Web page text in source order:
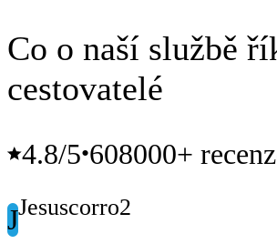
Co o naší službě
cestovatelé
4.8/5•608000+
JJesuscorro2